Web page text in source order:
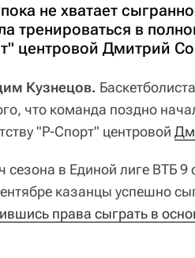
не хватает
тренироваться в
центровой Дмитрий
Кузнецов.
что команда поздно
"Р-Спорт" центровой
в Единой лиге ВТБ 9
казанцы успешно
права сыграть в